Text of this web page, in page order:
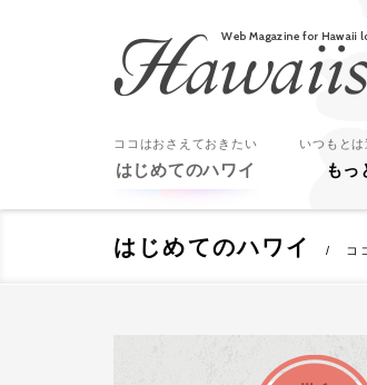
ココはおさえておきたい
はじめてのハワイ
いつもと
もっ
はじめてのハワイ コ